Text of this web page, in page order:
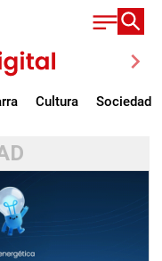
chevron_right
Cultura Sociedad